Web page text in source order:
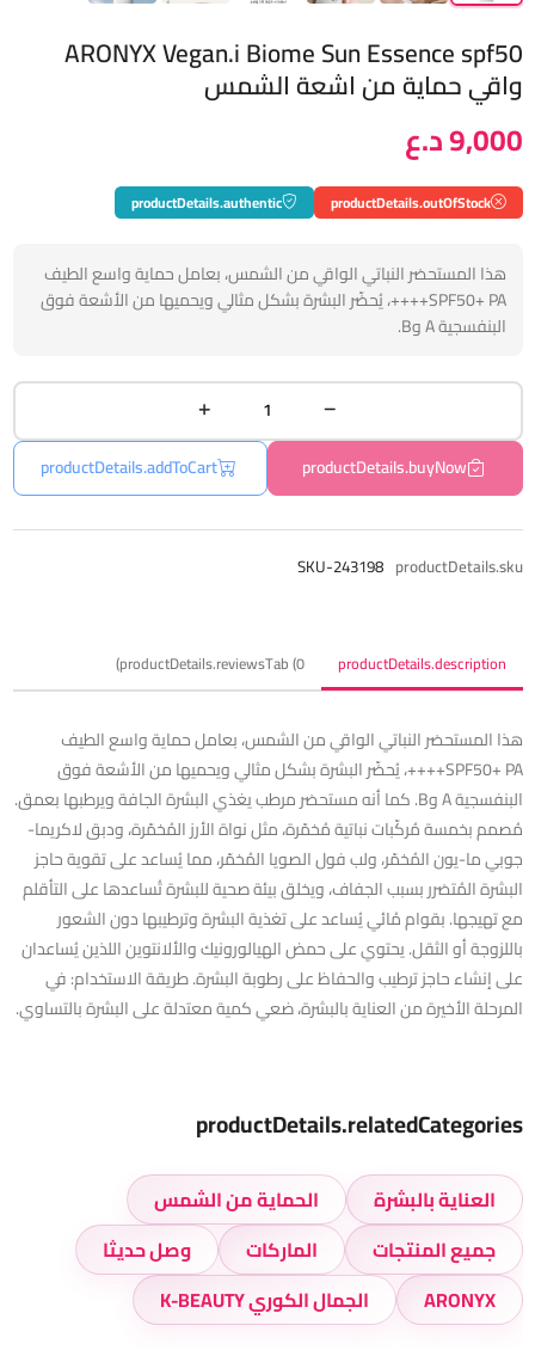
ARONYX Vegan.i Biome Sun Essence spf50
واقي حماية من اشعة الشمس
9,000 د.ع
productDetails.outOfStock
productDetails.authentic
هذا المستحضر النباتي الواقي من الشمس، بعامل حماية واسع الطيف
SPF50+ PA++++، يُحضّر البشرة بشكل مثالي ويحميها من الأشعة فوق
البنفسجية A وB.
productDetails.buyNow
productDetails.addToCart
productDetails.sku
SKU-243198
productDetails.description
productDetails.reviewsTab (0)
هذا المستحضر النباتي الواقي من الشمس، بعامل حماية واسع الطيف
SPF50+ PA++++، يُحضّر البشرة بشكل مثالي ويحميها من الأشعة فوق
البنفسجية A وB. كما أنه مستحضر مرطب يغذي البشرة الجافة ويرطبها بعمق.
مُصمم بخمسة مُركّبات نباتية مُخمّرة، مثل نواة الأرز المُخمّرة، ودبق لاكريما-
جوبي ما-يون المُخمّر، ولب فول الصويا المُخمّر، مما يُساعد على تقوية حاجز
البشرة المُتضرر بسبب الجفاف، ويخلق بيئة صحية للبشرة تُساعدها على التأقلم
مع تهيجها. بقوام مُائي يُساعد على تغذية البشرة وترطيبها دون الشعور
باللزوجة أو الثقل. يحتوي على حمض الهيالورونيك والألانتوين اللذين يُساعدان
على إنشاء حاجز ترطيب والحفاظ على رطوبة البشرة. طريقة الاستخدام: في
المرحلة الأخيرة من العناية بالبشرة، ضعي كمية معتدلة على البشرة بالتساوي.
productDetails.relatedCategories
العناية بالبشرة
الحماية من الشمس
جميع المنتجات
الماركات
وصل حديثا
ARONYX
الجمال الكوري K-BEAUTY